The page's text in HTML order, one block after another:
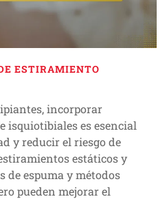
ESTIRAMIENTO
incorporar
isquiotibiales es esencial
y reducir el riesgo de
estáticos y
de espuma y métodos
pueden mejorar el